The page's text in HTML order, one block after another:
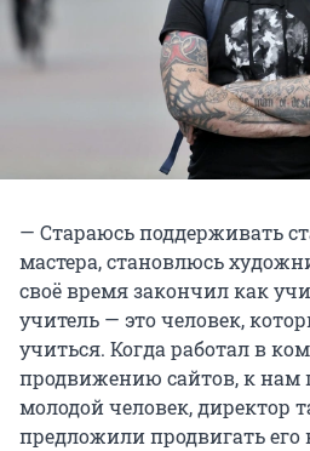
— Стараюсь поддерживать
мастера, становлюсь
своё время закончил как
учитель — это человек,
учиться. Когда работал в
продвижению сайтов, к нам
молодой человек, директор
предложили продвигать